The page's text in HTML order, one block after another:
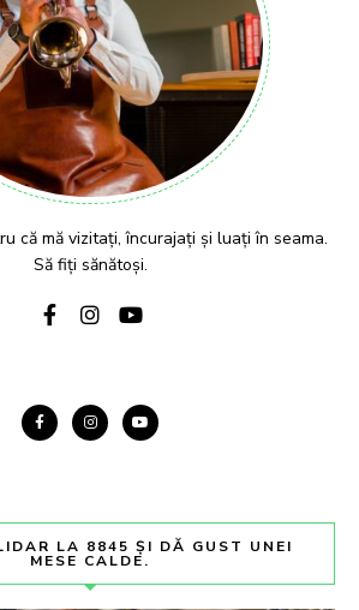
că mă vizitați, încurajați și luați în seama.
Să fiți sănătoși.
LA 8845 ȘI DĂ GUST UNEI
MESE CALDE.